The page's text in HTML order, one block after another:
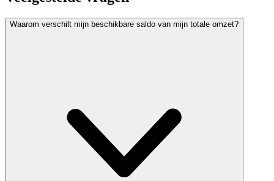
Waarom verschilt mijn beschikbare saldo van mijn totale omzet?